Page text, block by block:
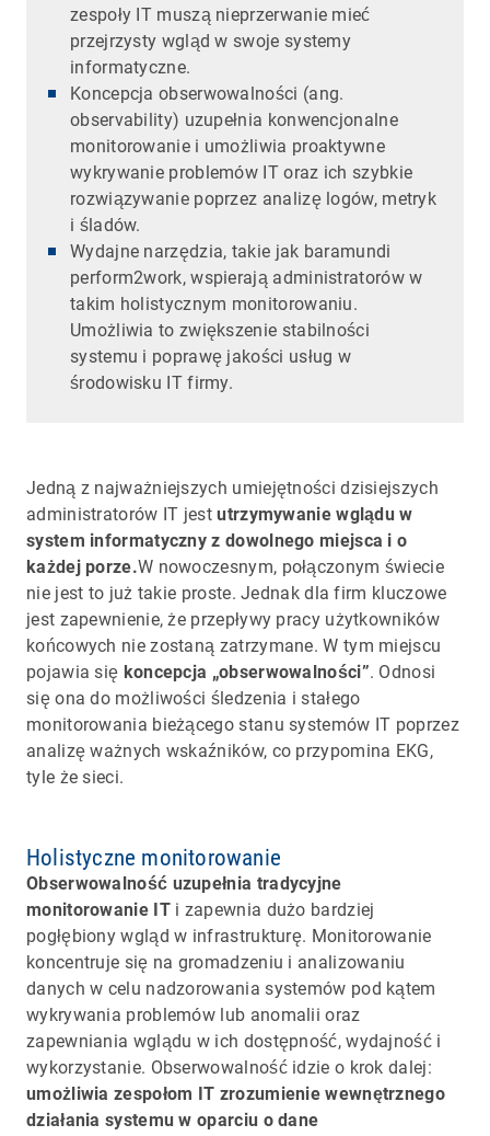
zespoły IT muszą nieprzerwanie mieć
przejrzysty wgląd w swoje systemy
informatyczne.
Koncepcja obserwowalności (ang.
observability) uzupełnia konwencjonalne
monitorowanie i umożliwia proaktywne
wykrywanie problemów IT oraz ich szybkie
rozwiązywanie poprzez analizę logów, metryk
i śladów.
Wydajne narzędzia, takie jak baramundi
perform2work, wspierają administratorów w
takim holistycznym monitorowaniu.
Umożliwia to zwiększenie stabilności
systemu i poprawę jakości usług w
środowisku IT firmy.
Jedną z najważniejszych umiejętności dzisiejszych
administratorów IT jestutrzymywanie wglądu w
system informatyczny z dowolnego miejsca i o
każdej porze.W nowoczesnym, połączonym świecie
nie jest to już takie proste. Jednak dla firm kluczowe
jest zapewnienie, że przepływy pracy użytkowników
końcowych nie zostaną zatrzymane. W tym miejscu
pojawia się koncepcja „obserwowalności”. Odnosi
się ona do możliwości śledzenia i stałego
monitorowania bieżącego stanu systemów IT poprzez
analizę ważnych wskaźników, co przypomina EKG,
tyle że sieci.
Holistyczne monitorowanie
Obserwowalność uzupełnia tradycyjne
monitorowanie ITi zapewnia dużo bardziej
pogłębiony wgląd w infrastrukturę. Monitorowanie
koncentruje się na gromadzeniu i analizowaniu
danych w celu nadzorowania systemów pod kątem
wykrywania problemów lub anomalii oraz
zapewniania wglądu w ich dostępność, wydajność i
wykorzystanie. Obserwowalność idzie o krok dalej:
umożliwia zespołom IT zrozumienie wewnętrznego
działania systemu w oparciu o dane